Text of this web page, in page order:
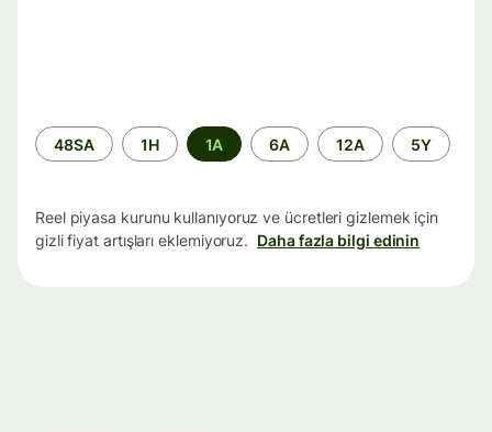
Zaman
aralığı
48SA 1H 1A 6A 12A 5Y
Reel piyasa kurunu kullanıyoruz ve ücretleri gizlemek için
gizli fiyat artışları eklemiyoruz. Daha fazla bilgi edinin